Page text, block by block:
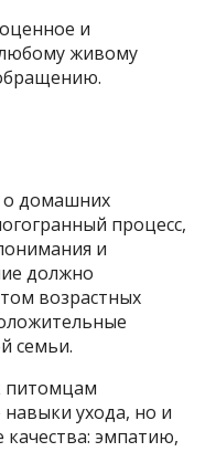
и
живому
о домашних
процесс,
и
должно
возрастных
семьи.
питомцам
ухода, но и
качества: эмпатию,